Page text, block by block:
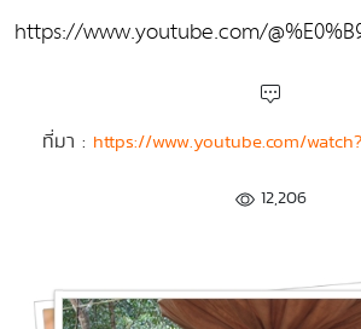
https://www.youtube.com/
ที่มา : https://www.youtube.com/
12,206